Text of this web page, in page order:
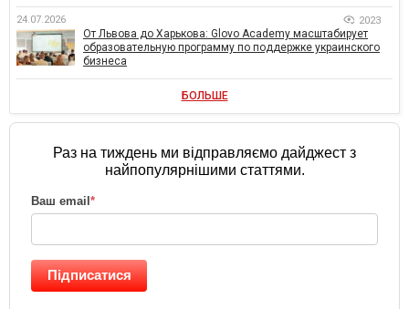
24.07.2026 2023
От Львова до Харькова: Glovo Academy масштабирует
образовательную программу по поддержке украинского
бизнеса
БОЛЬШЕ
Раз на тиждень ми відправляємо дайджест з
найпопулярнішими статтями.
Ваш email *
Підписатися